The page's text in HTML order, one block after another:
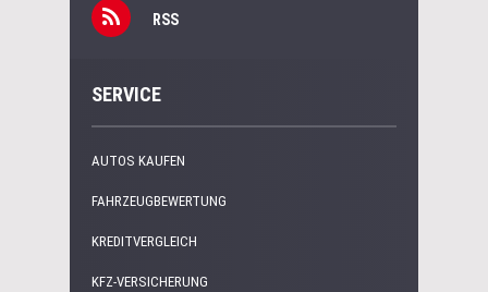
RSS
SERVICE
AUTOS KAUFEN
FAHRZEUGBEWERTUNG
KREDITVERGLEICH
KFZ-VERSICHERUNG